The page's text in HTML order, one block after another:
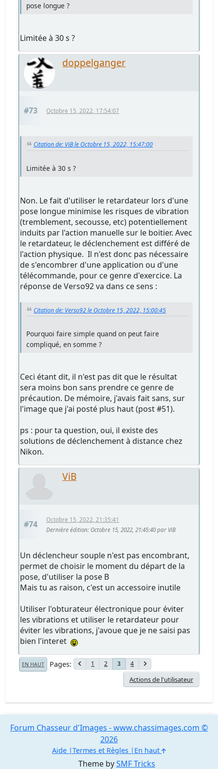
pose longue ?
Limitée à 30 s ?
doppelganger
#73 Octobre 15, 2022, 17:54:07
Citation de: ViB le Octobre 15, 2022, 15:47:00
Limitée à 30 s ?
Non. Le fait d'utiliser le retardateur lors d'une
pose longue minimise les risques de vibration
(tremblement, secousse, etc) potentiellement
induits par l'action manuelle sur le boitier. Avec
le retardateur, le déclenchement est différé de
l'action physique. Il n'est donc pas nécessaire
de s'encombrer d'une application ou d'une
télécommande, pour ce genre d'exercice. La
réponse de Verso92 va dans ce sens :
Citation de: Verso92 le Octobre 15, 2022, 15:00:45
Pourquoi faire simple quand on peut faire
compliqué, en somme ?
Ceci étant dit, il n'est pas dit que le résultat
sera moins bon sans prendre ce genre de
précaution. De mémoire, j'avais fait sans, sur
l'image que j'ai posté plus haut (post #51).
ps : pour ta question, oui, il existe des
solutions de déclenchement à distance chez
Nikon.
ViB
#74
Octobre 15, 2022, 21:35:41
Dernière édition: Octobre 15, 2022, 21:45:40 par ViB
Un déclencheur souple n'est pas encombrant,
permet de choisir le moment du départ de la
pose, d'utiliser la pose B
Mais tu as raison, c'est un accessoire inutile
Utiliser l'obturateur électronique pour éviter
les vibrations et utiliser le retardateur pour
éviter les vibrations, j'avoue que je ne saisi pas
bien l'interet
EN HAUT Pages 1 2 3 4
Actions de l'utilisateur
Theme bySMF Tricks
Forum Chasseur d'Images - www.chassimages.com ©
2026
Aide Termes et Règles En haut